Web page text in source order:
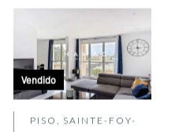
PISO, SAINTE-FOY-
Vendido